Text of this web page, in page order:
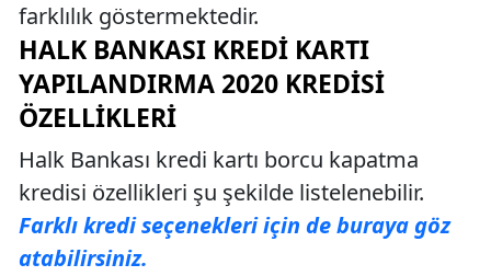
farklılık göstermektedir.
HALK BANKASI KREDI KARTI
YAPILANDIRMA 2020 KREDISI
ÖZELLIKLERI
Halk Bankası kredi kartı borcu kapatma
kredisi özellikleri şu şekilde listelenebilir.
Farklı kredi seçenekleri için de buraya göz
atabilirsiniz.